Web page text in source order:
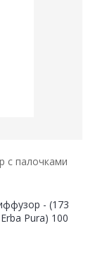
с палочками
- (173
Pura) 100